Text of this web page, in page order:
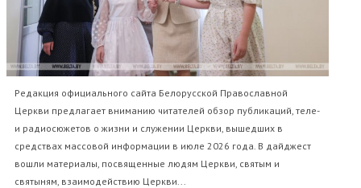
Редакция официального сайта Белорусской Православной
Церкви предлагает вниманию читателей обзор публикаций, теле-
и радиосюжетов о жизни и служении Церкви, вышедших в
средствах массовой информации в июле 2026 года. В дайджест
вошли материалы, посвященные людям Церкви, святым и
святыням, взаимодействию Церкви...